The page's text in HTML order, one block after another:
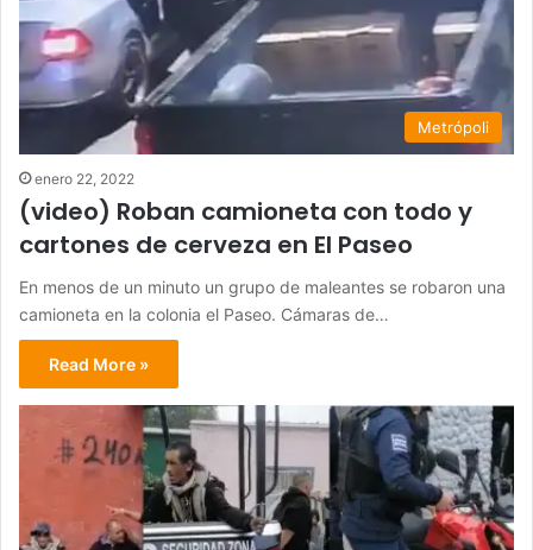
Metrópoli
enero 22, 2022
(video) Roban camioneta con todo y
cartones de cerveza en El Paseo
En menos de un minuto un grupo de maleantes se robaron una
camioneta en la colonia el Paseo. Cámaras de…
Read More »